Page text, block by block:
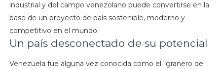
industrial y del campo venezolano puede convertirse en la
base de un proyecto de país sostenible, moderno y
competitivo en el mundo.
Un país desconectado de su potencial
Venezuela fue alguna vez conocida como el “granero de